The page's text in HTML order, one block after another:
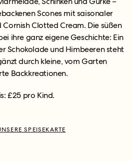
Scones mit saisonaler
Clotted Cream. Die süßen
ihre ganz eigene Geschichte: Ein
Schokolade und Himbeeren steht
durch kleine, vom Garten
Backkreationen.
£25 pro Kind.
SPEISEKARTE